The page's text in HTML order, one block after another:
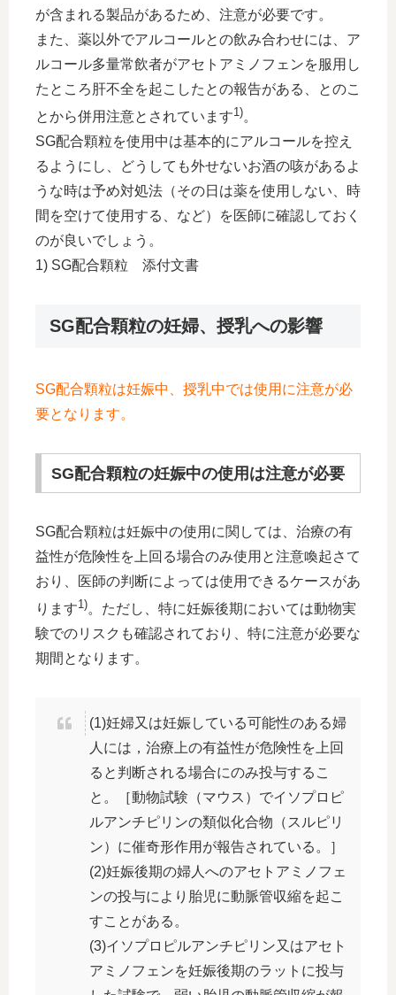
が含まれる製品があるため、注意が必要です。
また、薬以外でアルコールとの飲み合わせには、ア
ルコール多量常飲者がアセトアミノフェンを服用し
たところ肝不全を起こしたとの報告がある、とのこ
とから併用注意とされています1)。
SG配合顆粒を使用中は基本的にアルコールを控え
るようにし、どうしても外せないお酒の咳があるよ
うな時は予め対処法（その日は薬を使用しない、時
間を空けて使用する、など）を医師に確認しておく
のが良いでしょう。
1) SG配合顆粒 添付文書
SG配合顆粒の妊婦、授乳への影響
SG配合顆粒は妊娠中、授乳中では使用に注意が必
要となります。
SG配合顆粒の妊娠中の使用は注意が必要
SG配合顆粒は妊娠中の使用に関しては、治療の有
益性が危険性を上回る場合のみ使用と注意喚起さて
おり、医師の判断によっては使用できるケースがあ
ります1)。ただし、特に妊娠後期においては動物実
験でのリスクも確認されており、特に注意が必要な
期間となります。
(1)妊婦又は妊娠している可能性のある婦
人には，治療上の有益性が危険性を上回
ると判断される場合にのみ投与するこ
と。［動物試験（マウス）でイソプロピ
ルアンチピリンの類似化合物（スルピリ
ン）に催奇形作用が報告されている。］
(2)妊娠後期の婦人へのアセトアミノフェ
ンの投与により胎児に動脈管収縮を起こ
すことがある。
(3)イソプロピルアンチピリン又はアセト
アミノフェンを妊娠後期のラットに投与